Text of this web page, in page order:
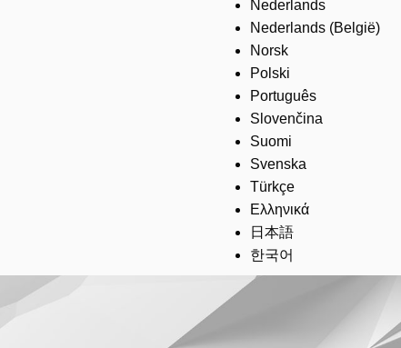
Nederlands
Nederlands (België)
Norsk
Polski
Português
Slovenčina
Suomi
Svenska
Türkçe
Ελληνικά
日本語
한국어